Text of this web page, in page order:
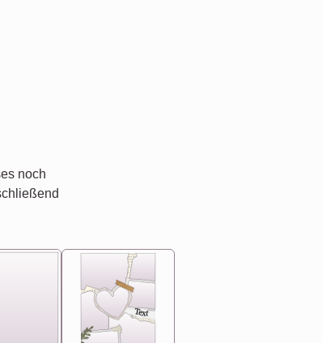
noch
Text